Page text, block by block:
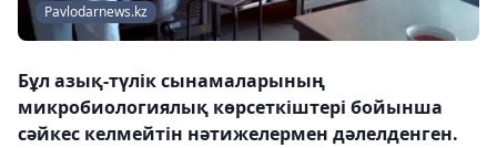
Рavlodarnews.kz
Бұл азық-түлік сынамаларының
микробиологиялық көрсеткіштері бойынша
сәйкес келмейтін нәтижелермен дәлелденген.